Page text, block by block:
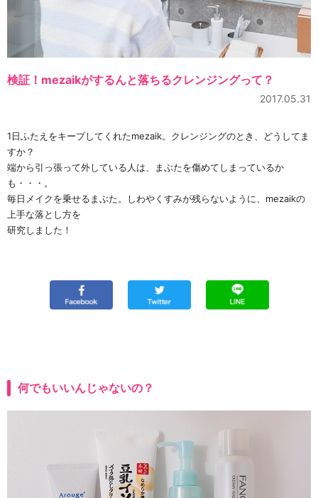
検証！mezaikがするんと落ちるクレンジングって？
2017.05.31
1日ふたえをキープしてくれたmezaik。クレンジングのとき、どうしてま
すか？
端から引っ張って外している人は、まぶたを傷めてしまっているか
も・・・。
毎日メイクを乗せるまぶた。しわやくすみが残らないように、mezaikの
上手な落とし方を
研究しました！
何でもいいんじゃないの？